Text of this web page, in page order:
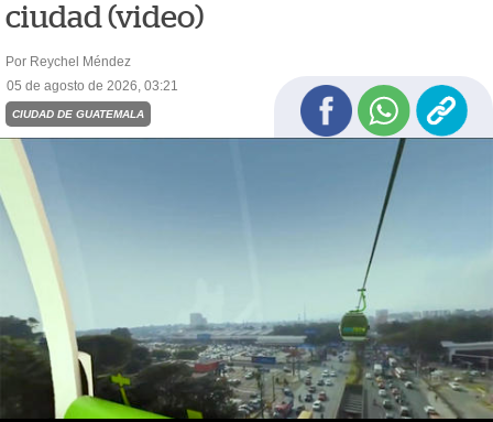
ciudad (video)
Por Reychel Méndez
05 de agosto de 2026, 03:21
CIUDAD DE GUATEMALA